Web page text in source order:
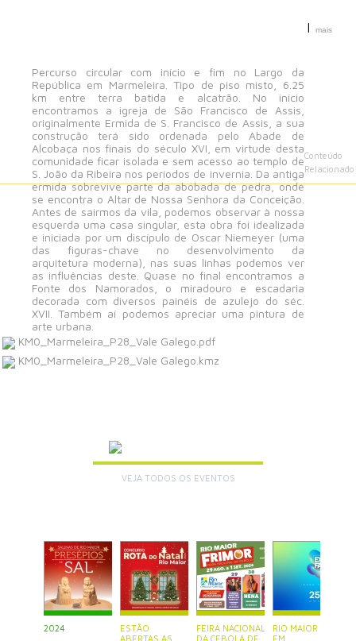
| mais
Percurso circular com início e fim no Largo da
República em Marmeleira. Tipo de piso misto, 6.25
km entre terra batida e alcatrão. No início
encontramos a igreja de São Francisco de Assis,
originalmente Ermida de S. Francisco de Assis, a sua
construção terá sido ordenada pelo Abade de
Alcobaça nos finais do século XVI, em virtude desta
comunidade ficar isolada e sem acesso ao templo de
S. João da Ribeira nos períodos de invernia. Da antiga
ermida sobrevive parte da abóbada de pedra, onde
se encontra o Altar de Nossa Senhora da Conceição.
Antes de sairmos da vila, podemos observar à nossa
esquerda uma casa singular, esta obra foi idealizada
e iniciada por um discípulo de Oscar Niemeyer (uma
das figuras-chave no desenvolvimento da
arquitetura moderna), nas suas linhas podemos ver
as influências deste. Quase no final encontramos a
Fonte dos Namorados, o miradouro e escadaria
decorada com diversos painéis de azulejo do séc.
XVII. Também aí podemos apreciar uma pintura de
arte urbana.
Conteúdo
Relacionado
KM0_Marmeleira_P28_Vale Galego.pdf
KM0_Marmeleira_P28_Vale Galego.kmz
VEJA TODOS OS EVENTOS
2024
ESTÃO
ABERTAS AS
FEIRA NACIONAL
DA CEBOLA DE
RIO MAIOR ESTÁ
EM